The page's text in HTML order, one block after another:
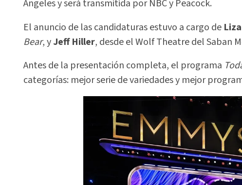
Ángeles y será transmitida por NBC y Peacock.
El anuncio de las candidaturas estuvo a cargo de
Bear, yJeff Hiller, desde el Wolf Theatre del Saban
Antes de la presentación completa, el programa
categorías: mejor serie de variedades y mejor